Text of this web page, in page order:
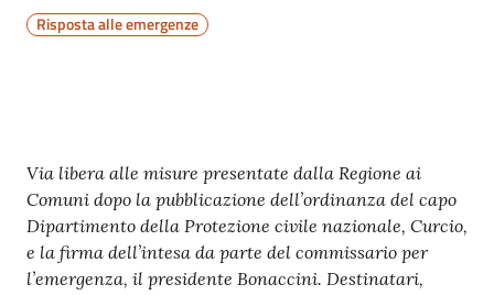
Risposta alle emergenze
Contenuto
Via libera alle misure presentate dalla Regione ai
Comuni dopo la pubblicazione dell’ordinanza del capo
Dipartimento della Protezione civile nazionale, Curcio,
e la firma dell’intesa da parte del commissario per
l’emergenza, il presidente Bonaccini. Destinatari,